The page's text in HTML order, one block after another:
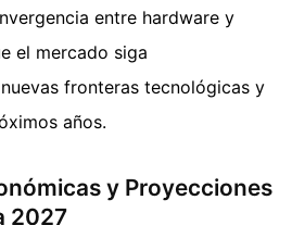
entre hardware y
el mercado siga
fronteras tecnológicas y
años.
y Proyecciones
2027